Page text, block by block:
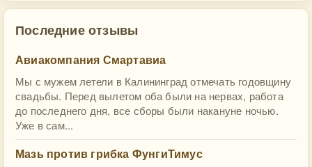
Последние отзывы
Авиакомпания Смартавиа
Мы с мужем летели в Калининград отмечать годовщину
свадьбы. Перед вылетом оба были на нервах, работа
до последнего дня, все сборы были накануне ночью.
Уже в сам...
Мазь против грибка ФунгиТимус